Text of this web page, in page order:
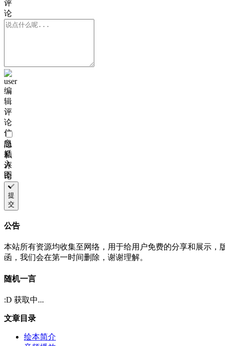
评
论
编
辑
评
论
信
息
插
入
图
片
链
接
隐
私
评
论
提
交
公告
本站所有资源均收集至网络，用于给用户免费的分享和展示
函，我们会在第一时间删除，谢谢理解。
随机一言
:D 获取中...
文章目录
绘本简介